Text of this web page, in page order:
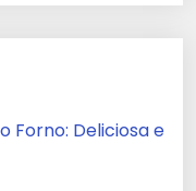
Forno: Deliciosa e